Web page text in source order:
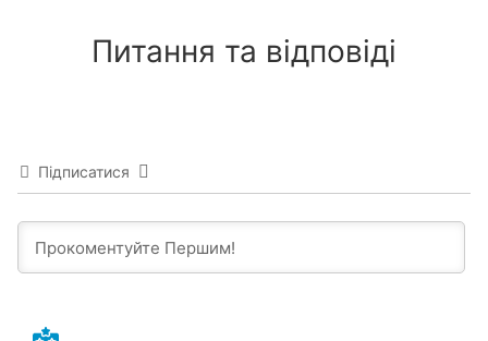
Питання та відповіді
Підписатися